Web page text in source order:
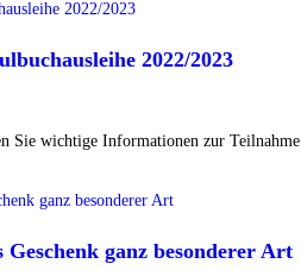
2022/2023
Sie wichtige Informationen zur
ganz besonderer Art